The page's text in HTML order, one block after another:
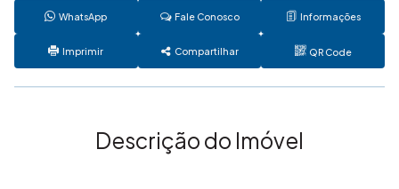
WhatsApp Fale Conosco Informações
Imprimir Compartilhar QR Code
Descrição do Imóvel